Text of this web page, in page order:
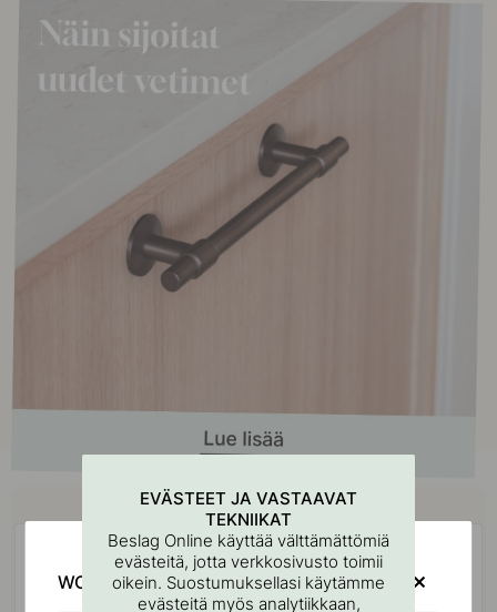
Osta yhdessä
POPULAR
EVÄSTEET JA VASTAAVAT
TEKNIIKAT
Beslag Online käyttää välttämättömiä
evästeitä, jotta verkkosivusto toimii
oikein. Suostumuksellasi käytämme
evästeitä myös analytiikkaan,
WOULD YOU RATHER VISIT?